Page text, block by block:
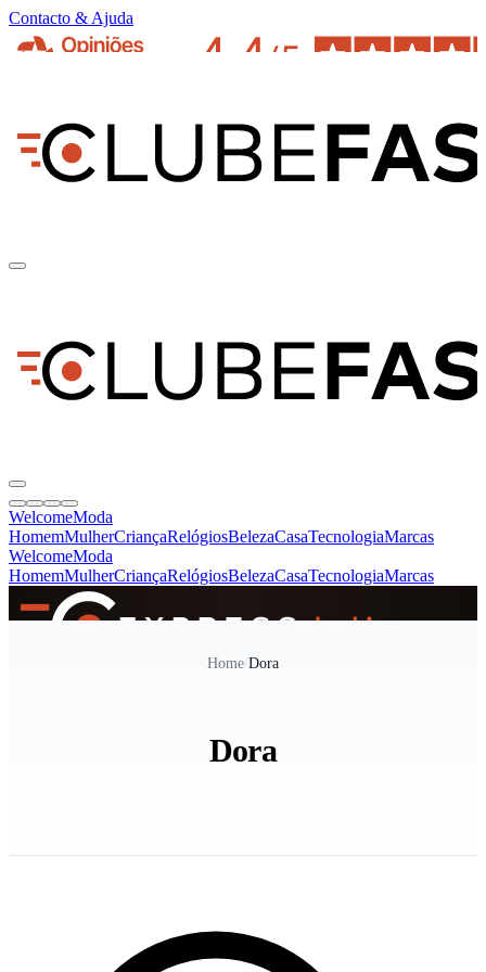
Contacto & Ajuda
WelcomeModa
HomemMulherCriançaRelógiosBelezaCasaTecnologiaMarcas
WelcomeModa
HomemMulherCriançaRelógiosBelezaCasaTecnologiaMarcas
Home/Dora
Dora